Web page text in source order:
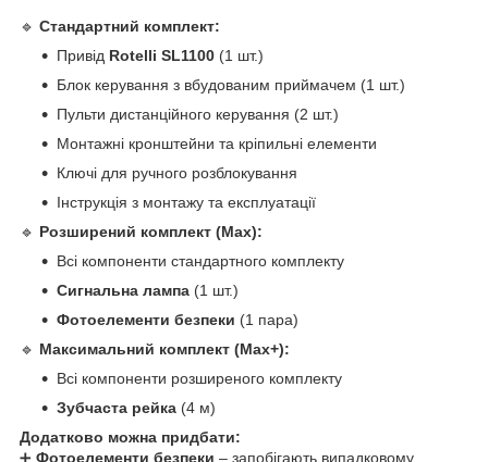
🔹 Стандартний комплект:
Привід Rotelli SL1100 (1 шт.)
Блок керування з вбудованим приймачем (1 шт.)
Пульти дистанційного керування (2 шт.)
Монтажні кронштейни та кріпильні елементи
Ключі для ручного розблокування
Інструкція з монтажу та експлуатації
🔹 Розширений комплект (Max):
Всі компоненти стандартного комплекту
Сигнальна лампа (1 шт.)
Фотоелементи безпеки (1 пара)
🔹 Максимальний комплект (Max+):
Всі компоненти розширеного комплекту
Зубчаста рейка (4 м)
Додатково можна придбати:
➕ Фотоелементи безпеки – запобігають випадковому